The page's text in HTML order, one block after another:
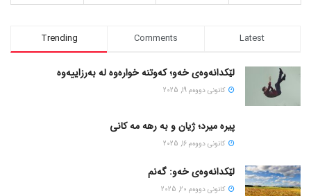
Trending Comments Latest
لێکدانەوەی خەو؛ کەوتنە خوارەوە لە بەرزاییەوە
كانونی دووه‌م 19, 2025
پیره میرد؛ ژیان و به رهه مه کانی
كانونی دووه‌م 16, 2025
لێکدانەوەی خەو: گەنم
كانونی دووه‌م 20, 2025